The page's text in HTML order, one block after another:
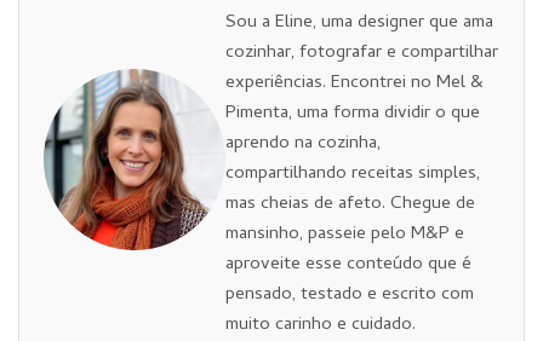
Sou a Eline, uma designer que ama
cozinhar, fotografar e compartilhar
experiências. Encontrei no Mel &
Pimenta, uma forma dividir o que
aprendo na cozinha,
compartilhando receitas simples,
mas cheias de afeto. Chegue de
mansinho, passeie pelo M&P e
aproveite esse conteúdo que é
pensado, testado e escrito com
muito carinho e cuidado.